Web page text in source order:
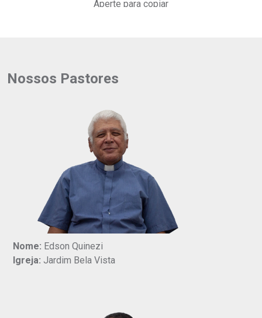
Aperte para copiar
Nossos Pastores
Nome: Edson Quinezi
Igreja: Jardim Bela Vista